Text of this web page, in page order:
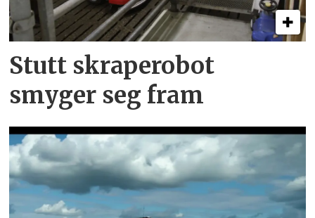
Stutt skraperobot
smyger seg fram